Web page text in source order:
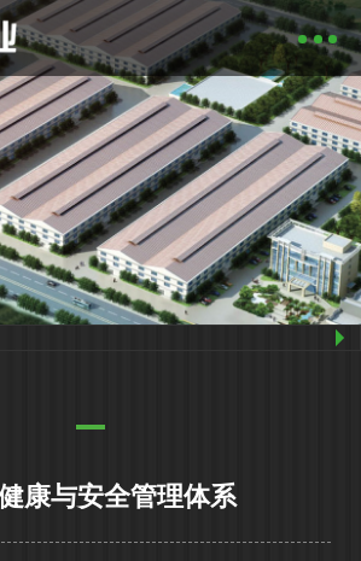
康与安全管理体系